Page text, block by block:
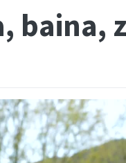
baina,